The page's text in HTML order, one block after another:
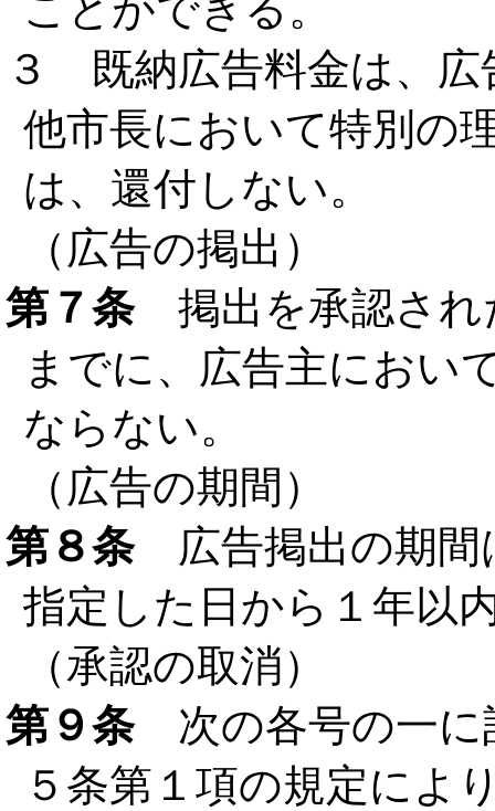
３ 既納広告料金は、広
他市長において特別の
は、還付しない。
（広告の掲出）
第７条掲出を承認され
までに、広告主におい
ならない。
（広告の期間）
第８条広告掲出の期間
指定した日から１年以
（承認の取消）
第９条次の各号の一に
５条第１項の規定によ